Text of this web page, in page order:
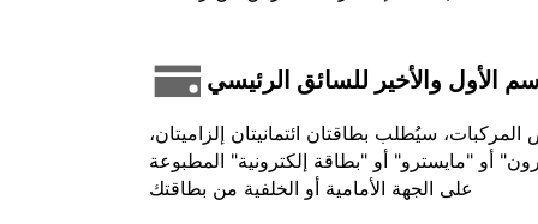
الأول والأخير للسائق الرئيسي
سيُطلب بطاقتان ائتمانيتان إلزاميتان،
أو "مايسترو" أو "بطاقة إلكترونية" المطبوعة
على الجهة الأمامية أو الخلفية من بطاقتك